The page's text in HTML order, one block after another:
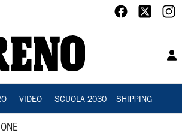
VIDEO SCUOLA 2030 SHIPPING